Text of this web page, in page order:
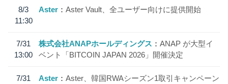
8/3
11:30
Aster Aster Vault、全ユーザー向けに提供開始
7/31
13:00
株式会社ANAPホールディングス
ANAP が大型イ
ベント「BITCOIN JAPAN 2026」開催決定
7/31
Aster
Aster、韓国RWAシーズン1取引キャンペーン